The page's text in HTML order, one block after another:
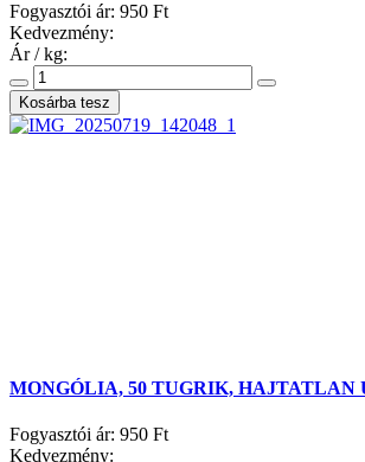
Fogyasztói ár: 950 Ft
Kedvezmény:
Ár / kg:
MONGÓLIA, 50 TUGRIK, HAJTATLAN
Fogyasztói ár: 950 Ft
Kedvezmény: